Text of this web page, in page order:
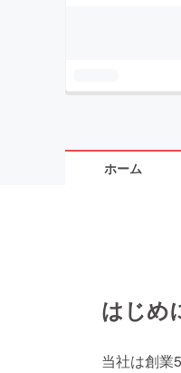
ホーム
はじめ
当社は創業